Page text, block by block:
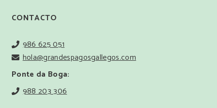
CONTACTO
986 625 051
hola@grandespagosgallegos.com
Ponte da Boga:
988 203 306